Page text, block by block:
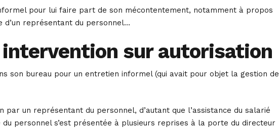
pour lui faire part de son mécontentement, notamment à propos
d’un représentant du personnel…
sur autorisation
son bureau pour un entretien informel (qui avait pour objet la gestion
un représentant du personnel, d’autant que l’assistance du salarié
personnel s’est présentée à plusieurs reprises à la porte du directeur